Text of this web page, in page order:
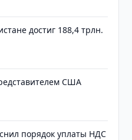
достиг 188,4 трлн.
США
порядок уплаты НДС